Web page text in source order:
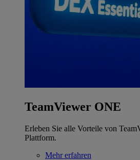
TeamViewer ONE
Erleben Sie alle Vorteile von
Plattform.
Mehr erfahren